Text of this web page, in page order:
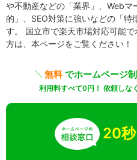
や不動産などの「業界」、Webマ
的」、SEO対策に強いなどの「特
す。 国立市で楽天市場対応可能
方は、本ページをご覧ください！
無料でホームページ
利用料すべて0円！ 依頼しな
20秒